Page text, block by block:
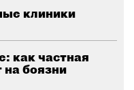
клиники
как частная
боязни